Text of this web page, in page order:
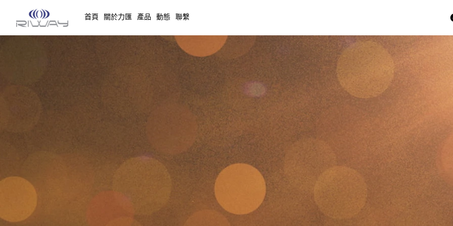
首頁 關於力匯 產品 動態 聯繫